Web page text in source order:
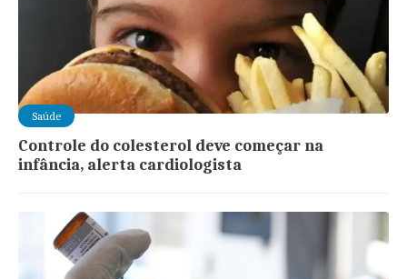
Saúde
Controle do colesterol deve começar na
infância, alerta cardiologista